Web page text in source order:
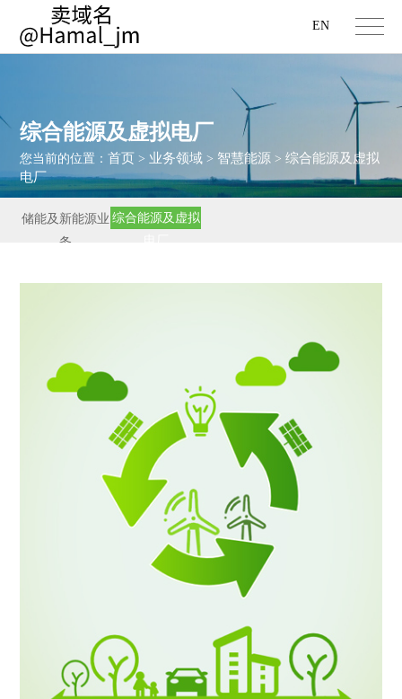
EN
综合能源及虚拟电厂
您当前的位置：首页 > 业务领域 > 智慧能源 >综合能源及虚拟
电厂
储能及新能源业
务
综合能源及虚拟